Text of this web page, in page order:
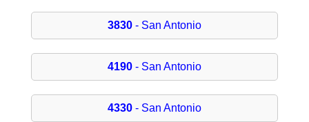
3830- San Antonio
4190- San Antonio
4330- San Antonio